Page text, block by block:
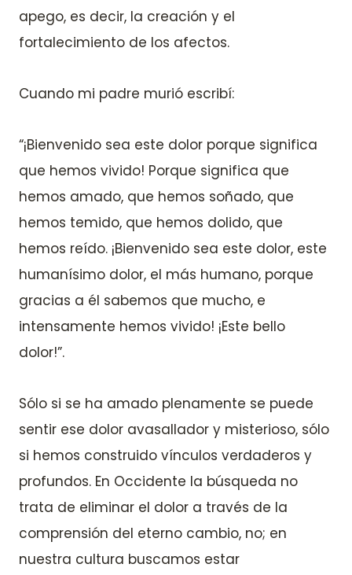
apego, es decir, la creación y el
fortalecimiento de los afectos.
Cuando mi padre murió escribí:
“¡Bienvenido sea este dolor porque significa
que hemos vivido! Porque significa que
hemos amado, que hemos soñado, que
hemos temido, que hemos dolido, que
hemos reído. ¡Bienvenido sea este dolor, este
humanísimo dolor, el más humano, porque
gracias a él sabemos que mucho, e
intensamente hemos vivido! ¡Este bello
dolor!”.
Sólo si se ha amado plenamente se puede
sentir ese dolor avasallador y misterioso, sólo
si hemos construido vínculos verdaderos y
profundos. En Occidente la búsqueda no
trata de eliminar el dolor a través de la
comprensión del eterno cambio, no; en
nuestra cultura buscamos estar